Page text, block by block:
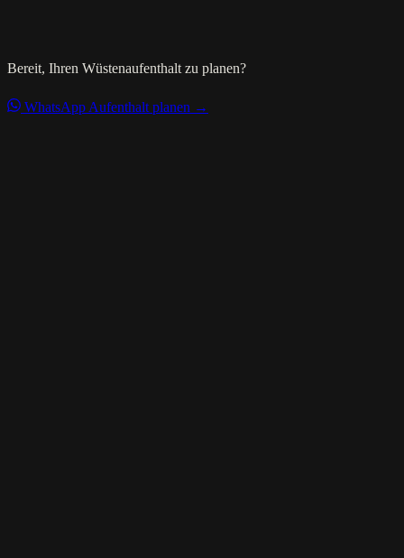
Bereit, Ihren Wüstenaufenthalt zu planen?
WhatsApp Aufenthalt planen →